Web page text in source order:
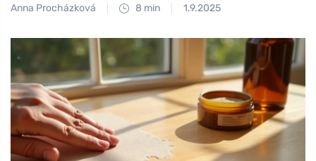
Anna Procházková 8 min 1.9.2025